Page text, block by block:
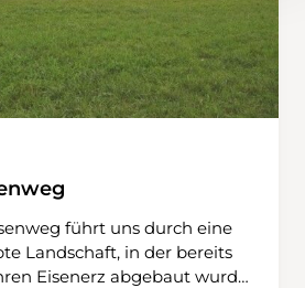
führt uns durch eine
Landschaft, in der bereits
Eisenerz abgebaut wurde.